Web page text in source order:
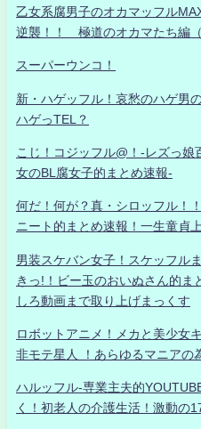
乙女系腐男子のオカマッフル
逆襲！！ 極道のオカマたち編（
スーパーウンコ！
新・ハゲッフル！哀愁のハゲ男
ハゲっTEL？
こじ！コジッフル@！-レズっ
女のBL腐女子的まとめ速報-
何だ！何が？真・シロッフル
ニート的まとめ速報！一生童貞
男装スケバン女子！スケッフル
きっ!！ビー玉のおいぬさん的
しろ動画まで取り上げまっくす
ロボットアニメ！メカと美少女
非モテ星人 ！あらゆるマニアの
ハルッフル-専業主夫的
く！初老人の介護生活！激動の